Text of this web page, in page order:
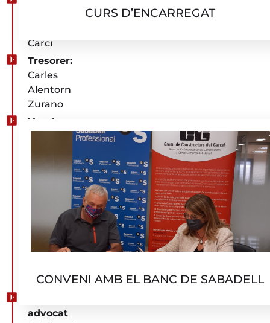
Carci
Tresorer:
Carles
Alentorn
Zurano
Vocals
Antoni
Vives
Castellvi
Xavier
Gavilán
advocat
CURS D’ENCARREGAT
CONVENI AMB EL BANC DE SABADELL